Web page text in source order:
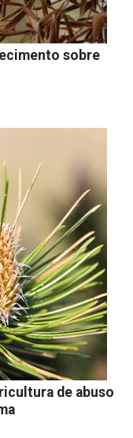
sobre
de abuso